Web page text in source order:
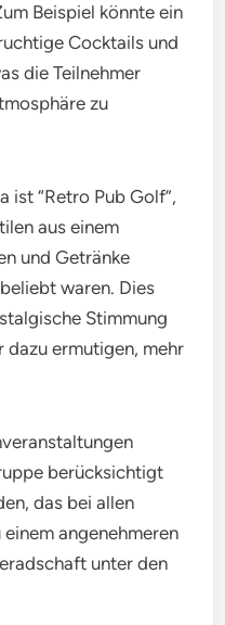
Beispiel könnte ein
Cocktails und
die Teilnehmer
zu
ist “Retro Pub Golf”,
aus einem
und Getränke
waren. Dies
Stimmung
dazu ermutigen, mehr
berücksichtigt
das bei allen
angenehmeren
unter den